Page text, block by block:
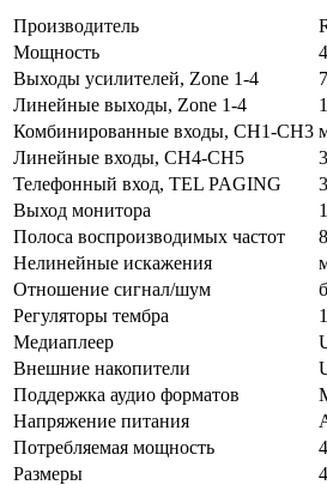
Производитель
Мощность
Выходы усилителей, Zone 1-4
Линейные выходы, Zone 1-4
Комбинированные входы, CH1-CH3
Линейные входы, CH4-CH5
Телефонный вход, TEL PAGING
Выход монитора
Полоса воспроизводимых частот
Нелинейные искажения
Отношение сигнал/шум
Регуляторы тембра
Медиаплеер
Внешние накопители
Поддержка аудио форматов
Напряжение питания
Потребляемая мощность
Размеры